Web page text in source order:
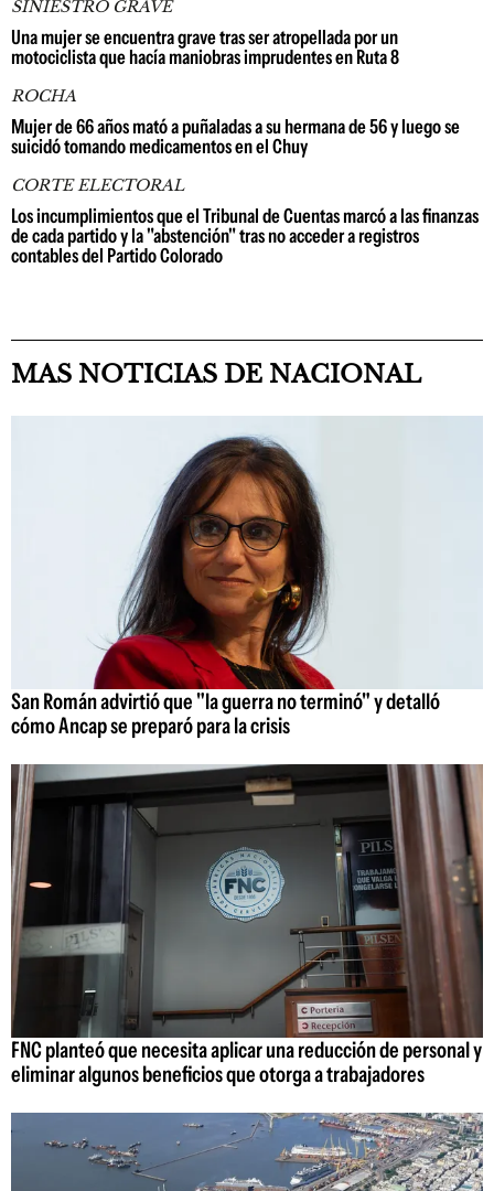
SINIESTRO GRAVE
Una mujer se encuentra grave tras ser atropellada por un
motociclista que hacía maniobras imprudentes en Ruta 8
ROCHA
Mujer de 66 años mató a puñaladas a su hermana de 56 y luego se
suicidó tomando medicamentos en el Chuy
CORTE ELECTORAL
Los incumplimientos que el Tribunal de Cuentas marcó a las finanzas
de cada partido y la "abstención" tras no acceder a registros
contables del Partido Colorado
MAS NOTICIAS DE NACIONAL
San Román advirtió que "la guerra no terminó" y detalló
cómo Ancap se preparó para la crisis
FNC planteó que necesita aplicar una reducción de personal y
eliminar algunos beneficios que otorga a trabajadores